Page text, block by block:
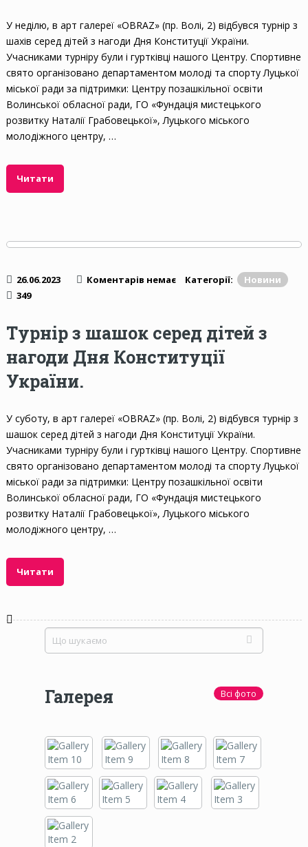
У неділю, в арт галереї «OBRAZ» (пр. Волі, 2) відбувся турнір з
шахів серед дітей з нагоди Дня Конституції України.
Учасниками турніру були і гуртківці нашого Центру. Спортивне
свято організовано департаментом молоді та спорту Луцької
міської ради за підтримки: Центру позашкільної освіти
Волинської обласної ради, ГО «Фундація мистецького
розвитку Наталії Грабовецької», Луцького міського
молодіжного центру, …
Читати
26.06.2023 Коментарів немає Категорії:
Новини
349
Турнір з шашок серед дітей з
нагоди Дня Конституції
України.
У суботу, в арт галереї «OBRAZ» (пр. Волі, 2) відбувся турнір з
шашок серед дітей з нагоди Дня Конституції України.
Учасниками турніру були і гуртківці нашого Центру. Спортивне
свято організовано департаментом молоді та спорту Луцької
міської ради за підтримки: Центру позашкільної освіти
Волинської обласної ради, ГО «Фундація мистецького
розвитку Наталії Грабовецької», Луцького міського
молодіжного центру, …
Читати
Галерея Всі фото